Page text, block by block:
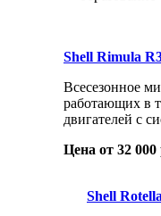
Shell Rimula
Всесезонное
работающих в
двигателей с
Цена от 32 000
Shell